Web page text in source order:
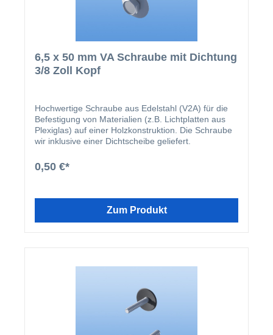
6,5 x 50 mm VA Schraube mit Dichtung
3/8 Zoll Kopf
Hochwertige Schraube aus Edelstahl (V2A) für die
Befestigung von Materialien (z.B. Lichtplatten aus
Plexiglas) auf einer Holzkonstruktion. Die Schraube
wir inklusive einer Dichtscheibe geliefert.
0,50 €*
Zum Produkt